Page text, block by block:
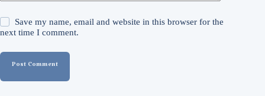
Save my name, email and website in this browser for the
next time I comment.
Post Comment